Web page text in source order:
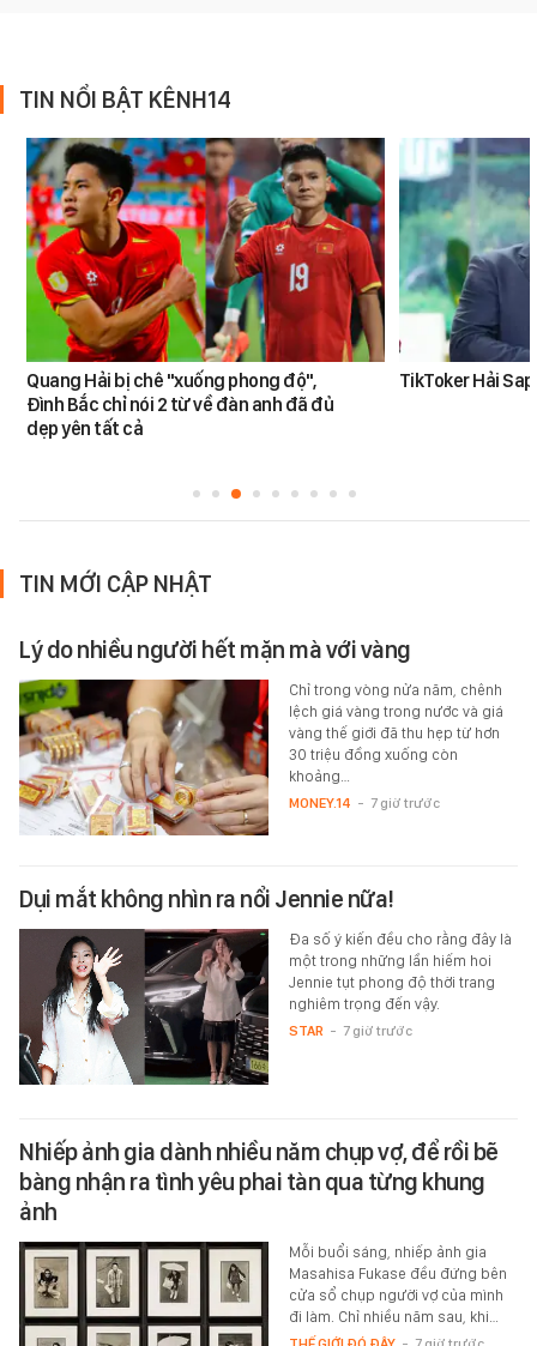
TIN NỔI BẬT KÊNH14
Quang Hải bị chê "xuống phong độ",
Đình Bắc chỉ nói 2 từ về đàn anh đã đủ
dẹp yên tất cả
TikToker Hải
TIN MỚI CẬP NHẬT
Lý do nhiều người hết mặn mà với vàng
Chỉ trong vòng nửa năm, chênh
lệch giá vàng trong nước và giá
vàng thế giới đã thu hẹp từ hơn
30 triệu đồng xuống còn
khoảng…
MONEY.14 - 7 giờ trước
Dụi mắt không nhìn ra nổi Jennie nữa!
Đa số ý kiến đều cho rằng đây là
một trong những lần hiếm hoi
Jennie tụt phong độ thời trang
nghiêm trọng đến vậy.
STAR - 7 giờ trước
Nhiếp ảnh gia dành nhiều năm chụp vợ, để rồi bẽ
bàng nhận ra tình yêu phai tàn qua từng khung
ảnh
Mỗi buổi sáng, nhiếp ảnh gia
Masahisa Fukase đều đứng bên
cửa sổ chụp người vợ của mình
đi làm. Chỉ nhiều năm sau, khi…